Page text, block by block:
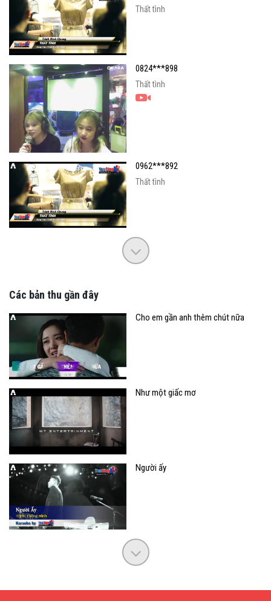
Thất tình
0824***898
Thất tình
0962***892
Thất tình
Các bản thu gần đây
Cho em gần anh thêm chút nữa
Như một giấc mơ
Người ấy